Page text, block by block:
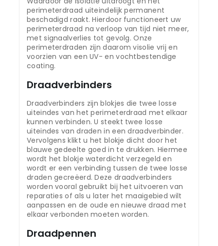
perimeterdraad uiteindelijk permanent
beschadigd raakt. Hierdoor functioneert uw
perimeterdraad na verloop van tijd niet meer,
met signaalverlies tot gevolg. Onze
perimeterdraden zijn daarom visolie vrij en
voorzien van een UV- en vochtbestendige
coating.
Draadverbinders
Draadverbinders zijn blokjes die twee losse
uiteindes van het perimeterdraad met elkaar
kunnen verbinden. U steekt twee losse
uiteindes van draden in een draadverbinder.
Vervolgens klikt u het blokje dicht door het
blauwe gedeelte goed in te drukken. Hiermee
wordt het blokje waterdicht verzegeld en
wordt er een verbinding tussen de twee losse
draden gecreëerd. Deze draadverbinders
worden vooral gebruikt bij het uitvoeren van
reparaties of als u later het maaigebied wilt
aanpassen en de oude en nieuwe draad met
elkaar verbonden moeten worden.
Draadpennen